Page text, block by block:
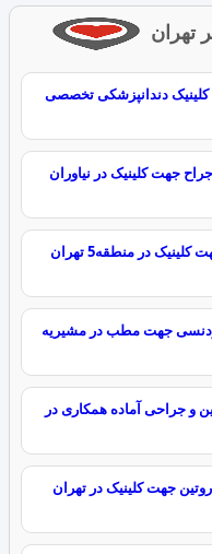
تهران
دندانپزشکی تخصصی
جهت کلینیک در نیاوران
در منطقه5 تهران
جهت مطب در مشیریه
و جراحی آماده همکاری در
جهت کلینیک در تهران